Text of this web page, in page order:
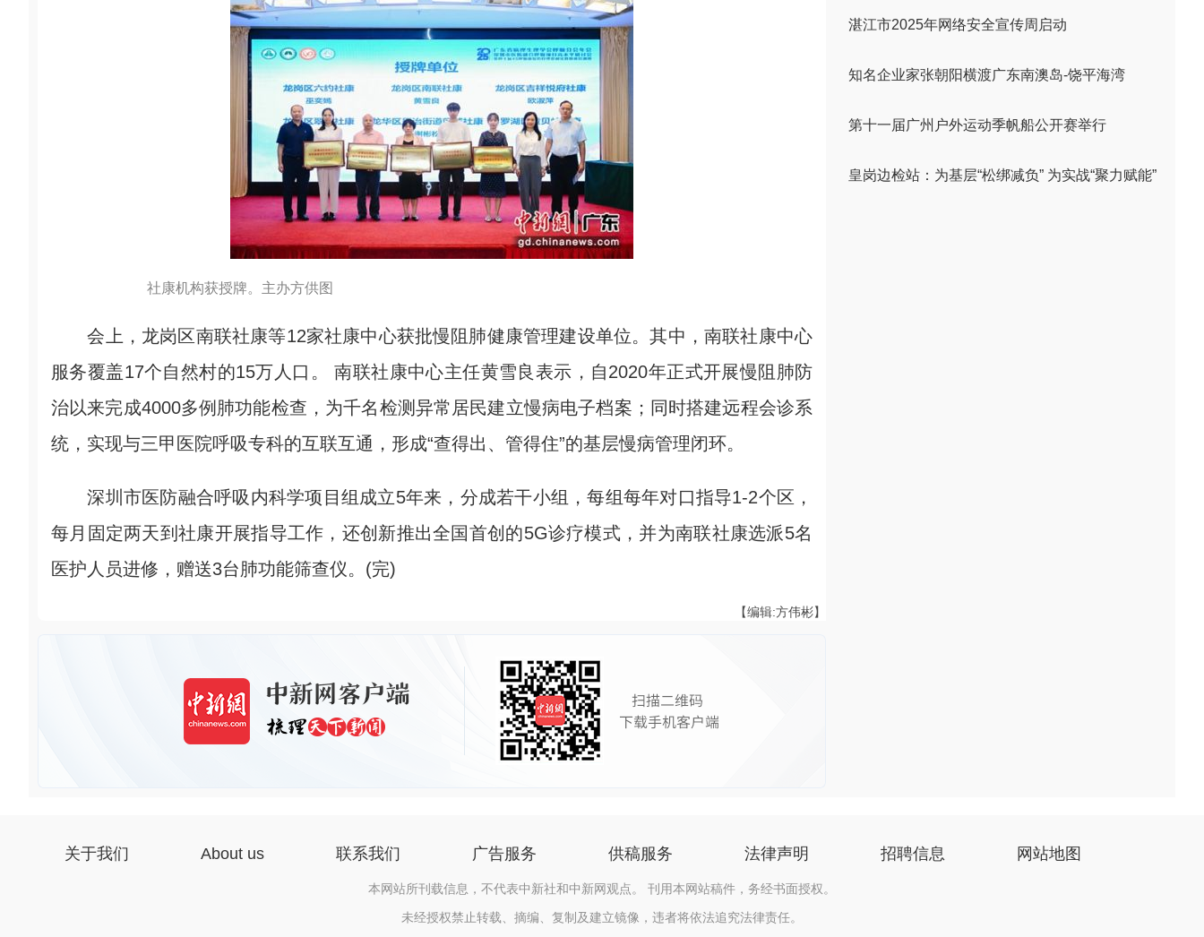
社康机构获授牌。主办方供图
会上，龙岗区南联社康等12家社康中心获批慢阻肺健康管理建设单位。其中，南联社康中心
服务覆盖17个自然村的15万人口。 南联社康中心主任黄雪良表示，自2020年正式开展慢阻肺防
治以来完成4000多例肺功能检查，为千名检测异常居民建立慢病电子档案；同时搭建远程会诊系
统，实现与三甲医院呼吸专科的互联互通，形成“查得出、管得住”的基层慢病管理闭环。
深圳市医防融合呼吸内科学项目组成立5年来，分成若干小组，每组每年对口指导1-2个区，
每月固定两天到社康开展指导工作，还创新推出全国首创的5G诊疗模式，并为南联社康选派5名
医护人员进修，赠送3台肺功能筛查仪。(完)
【编辑:方伟彬】
湛江市2025年网络安全宣传周启动
知名企业家张朝阳横渡广东南澳岛-饶平海湾
第十一届广州户外运动季帆船公开赛举行
皇岗边检站：为基层“松绑减负” 为实战“聚力赋能”
关于我们 About us 联系我们 广告服务 供稿服务 法律声明 招聘信息 网站地图
本网站所刊载信息，不代表中新社和中新网观点。 刊用本网站稿件，务经书面授权。
未经授权禁止转载、摘编、复制及建立镜像，违者将依法追究法律责任。